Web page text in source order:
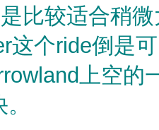
比较适合稍
这个ride倒是
上空的